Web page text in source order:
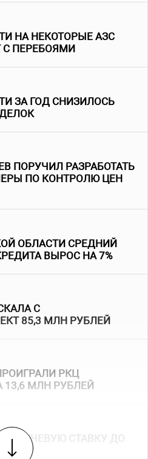
НА НЕКОТОРЫЕ АЗС
С ПЕРЕБОЯМИ
ЗА ГОД СНИЗИЛОСЬ
ПОРУЧИЛ РАЗРАБОТАТЬ
ПО КОНТРОЛЮ ЦЕН
ОБЛАСТИ СРЕДНИЙ
ВЫРОС НА 7%
С
85,3 МЛН РУБЛЕЙ
РКЦ
13,6 МЛН РУБЛЕЙ
КЛЮЧЕВУЮ СТАВКУ ДО